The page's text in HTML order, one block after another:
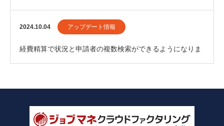
2024.10.04 アップデート情報
経費精算で状況と申請者の複数検索ができるようになりま